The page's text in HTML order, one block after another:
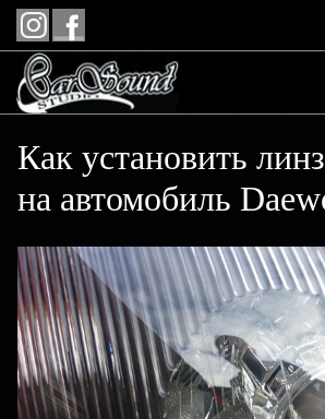
Как установить
на автомобиль